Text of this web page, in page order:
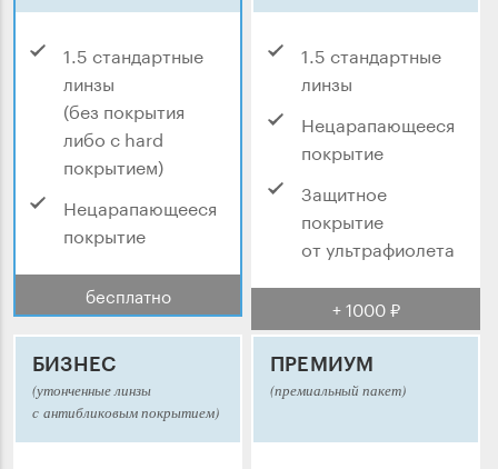
1.5 стандартные
линзы
(без покрытия
либо с hard
покрытием)
Нецарапающееся
покрытие
бесплатно
1.5 стандартные
линзы
Нецарапающееся
покрытие
Защитное
покрытие
от ультрафиолета
+ 1000 ₽
БИЗНЕС
(утонченные линзы
с антибликовым покрытием)
ПРЕМИУМ
(премиальный пакет)